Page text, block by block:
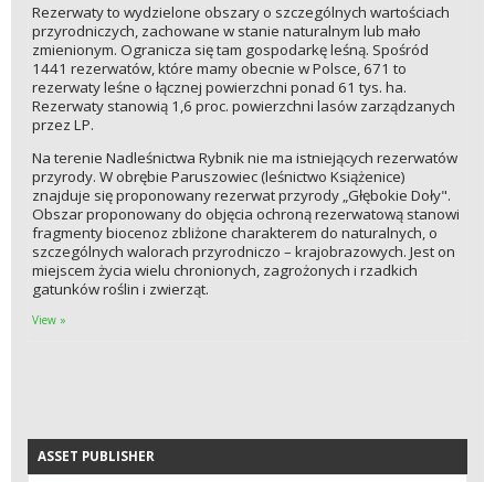
Rezerwaty to wydzielone obszary o szczególnych wartościach
przyrodniczych, zachowane w stanie naturalnym lub mało
zmienionym. Ogranicza się tam gospodarkę leśną. Spośród
1441 rezerwatów, które mamy obecnie w Polsce, 671 to
rezerwaty leśne o łącznej powierzchni ponad 61 tys. ha.
Rezerwaty stanowią 1,6 proc. powierzchni lasów zarządzanych
przez LP.
Na terenie Nadleśnictwa Rybnik nie ma istniejących rezerwatów
przyrody. W obrębie Paruszowiec (leśnictwo Książenice)
znajduje się proponowany rezerwat przyrody „Głębokie Doły".
Obszar proponowany do objęcia ochroną rezerwatową stanowi
fragmenty biocenoz zbliżone charakterem do naturalnych, o
szczególnych walorach przyrodniczo – krajobrazowych. Jest on
miejscem życia wielu chronionych, zagrożonych i rzadkich
gatunków roślin i zwierząt.
View »
ASSET PUBLISHER
ASSET PUBLISHER